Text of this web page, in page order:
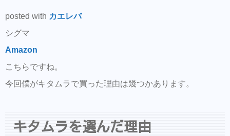
posted with カエレバ
シグマ
Amazon
こちらですね。
今回僕がキタムラで買った理由は幾つかあります。
キタムラを選んだ理由